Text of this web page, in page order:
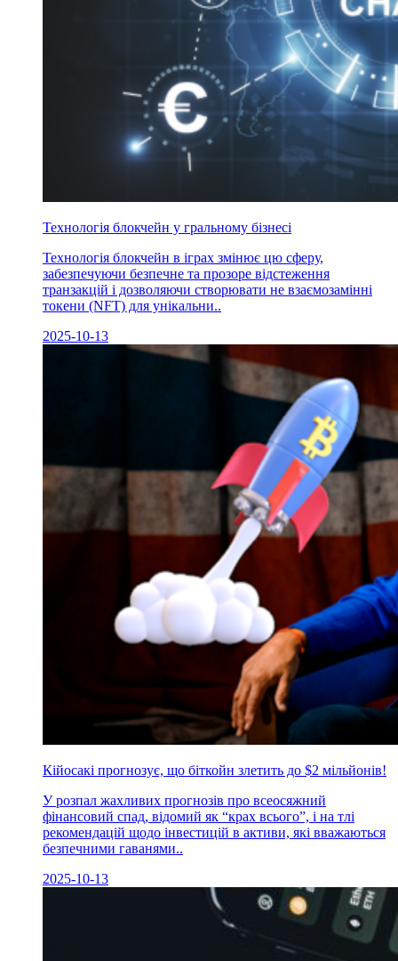
Технологія блокчейн у гральному бізнесі
Технологія блокчейн в іграх змінює цю сферу,
забезпечуючи безпечне та прозоре відстеження
транзакцій і дозволяючи створювати не взаємозамінні
токени (NFT) для унікальни..
2025-10-13
Кійосакі прогнозує, що біткойн злетить до $2 мільйонів!
У розпал жахливих прогнозів про всеосяжний
фінансовий спад, відомий як “крах всього”, і на тлі
рекомендацій щодо інвестицій в активи, які вважаються
безпечними гаванями..
2025-10-13